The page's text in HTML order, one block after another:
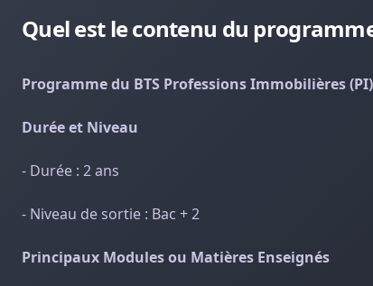
Quel est le contenu du
Programme du BTS Professions Immobilières
Durée et Niveau
- Durée : 2 ans
- Niveau de sortie : Bac + 2
Principaux Modules ou Matières Enseignés